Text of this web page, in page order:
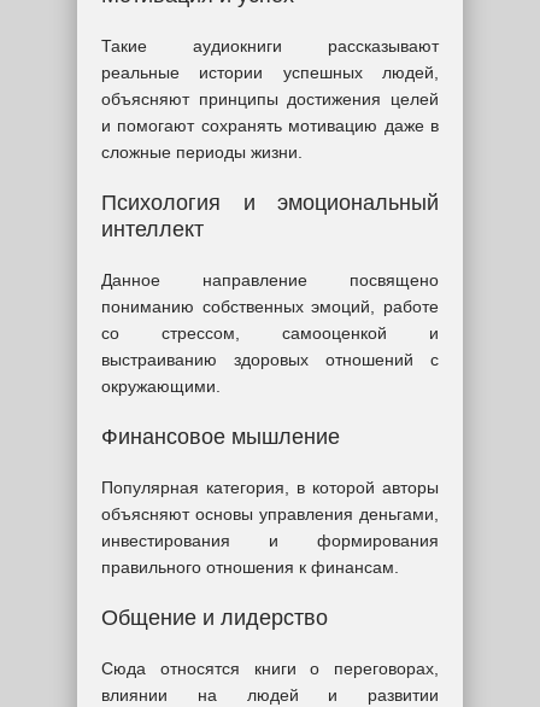
Такие аудиокниги рассказывают
реальные истории успешных людей,
объясняют принципы достижения целей
и помогают сохранять мотивацию даже в
сложные периоды жизни.
Психология и эмоциональный
интеллект
Данное направление посвящено
пониманию собственных эмоций, работе
со стрессом, самооценкой и
выстраиванию здоровых отношений с
окружающими.
Финансовое мышление
Популярная категория, в которой авторы
объясняют основы управления деньгами,
инвестирования и формирования
правильного отношения к финансам.
Общение и лидерство
Сюда относятся книги о переговорах,
влиянии на людей и развитии